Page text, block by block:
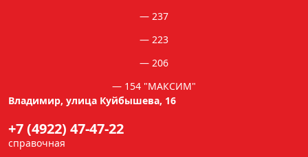
237
223
206
154 "МАКСИМ"
Владимир, улица Куйбышева, 16
+7 (4922) 47-47-22
справочная